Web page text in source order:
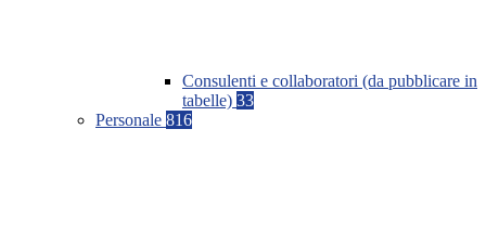
Consulenti e collaboratori (da pubblicare in
tabelle) 33
Personale 816